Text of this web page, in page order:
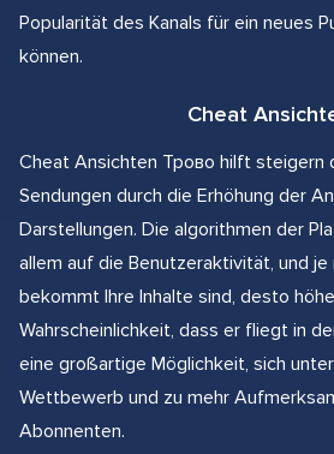
Popularität des Kanals für ein neues
können.
Cheat
Cheat Ansichten Трово hilft steigern
Sendungen durch die Erhöhung der
Darstellungen. Die algorithmen der
allem auf die Benutzeraktivität, und
bekommt Ihre Inhalte sind, desto
Wahrscheinlichkeit, dass er fliegt in
eine großartige Möglichkeit, sich
Wettbewerb und zu mehr
Abonnenten.